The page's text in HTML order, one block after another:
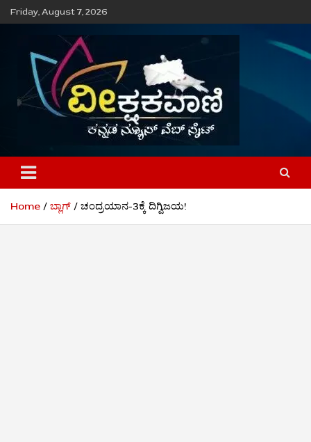
Skip
to
Friday, August 7, 2026
ವೀಕ್ಷಕವಾಣಿ
Home ಬ್ಲಾಗ್ ಚಂದ್ರಯಾನ-3ಕ್ಕೆ ದಿಗ್ವಿಜಯ!